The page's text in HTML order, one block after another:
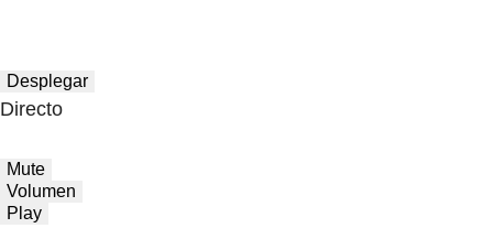
Desplegar
Directo
Mute
Volumen
Play